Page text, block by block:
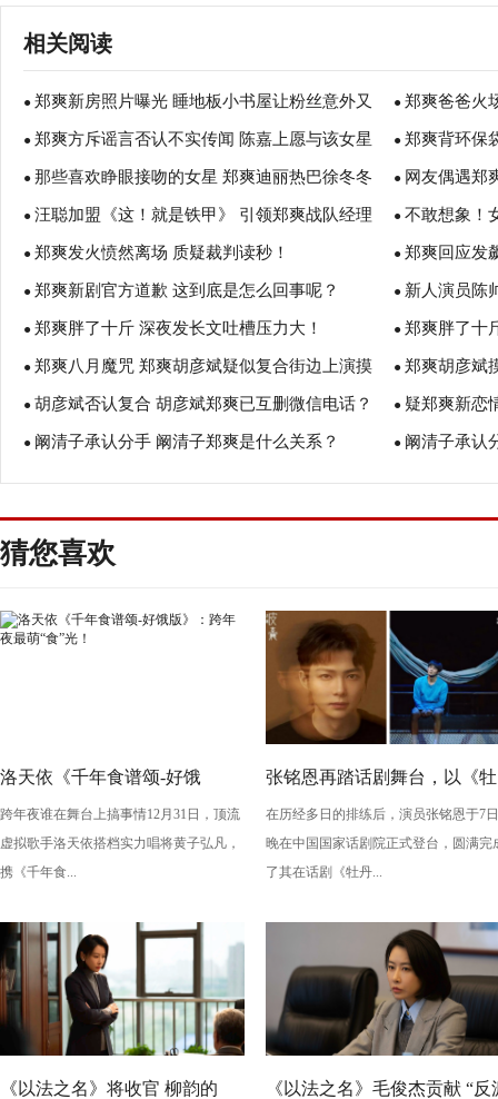
相关阅读
● 郑爽新房照片曝光 睡地板小书屋让粉丝意外又
惊喜！
● 郑爽爸爸火
● 郑爽方斥谣言否认不实传闻 陈嘉上愿与该女星
对峙！
● 郑爽背环保
● 那些喜欢睁眼接吻的女星 郑爽迪丽热巴徐冬冬
赵丽颖
● 网友偶遇郑
● 汪聪加盟《这！就是铁甲》 引领郑爽战队经理
人同台战斗
● 不敢想象！
吕佳容
● 郑爽发火愤然离场 质疑裁判读秒！ ● 郑爽回应发
● 郑爽新剧官方道歉 这到底是怎么回事呢？ ● 新人演员陈
● 郑爽胖了十斤 深夜发长文吐槽压力大！ ● 郑爽胖了十
● 郑爽八月魔咒 郑爽胡彦斌疑似复合街边上演摸
头杀!
● 郑爽胡彦斌
● 胡彦斌否认复合 胡彦斌郑爽已互删微信电话？ ● 疑郑爽新恋
别？
● 阚清子承认分手 阚清子郑爽是什么关系？ ● 阚清子承认
猜您喜欢
洛天依《千年食谱颂-好饿
版》：跨年夜最萌“食”光！
跨年夜谁在舞台上搞事情12月31日，顶流
虚拟歌手洛天依搭档实力唱将黄子弘凡，
携《千年食...
张铭恩再踏话剧舞台，以《牡
丹亭上三生路》续写古典深
情，全新演绎“柳梦梅”至情至
在历经多日的排练后，演员张铭恩于7日
晚在中国国家话剧院正式登台，圆满完
了其在话剧《牡丹...
《以法之名》将收官 柳韵的 《以法之名》毛俊杰贡献 “反